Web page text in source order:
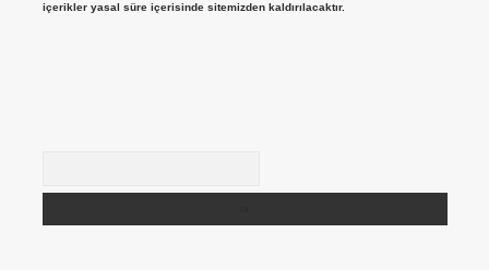
içerikler yasal süre içerisinde sitemizden kaldırılacaktır.